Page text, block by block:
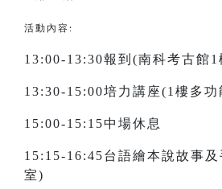
活動內容:
13:00-13:30報到(南科考古館1
13:30-15:00培力講座(1樓多功
15:00-15:15中場休息
15:15-16:45台語繪本說故事
室)